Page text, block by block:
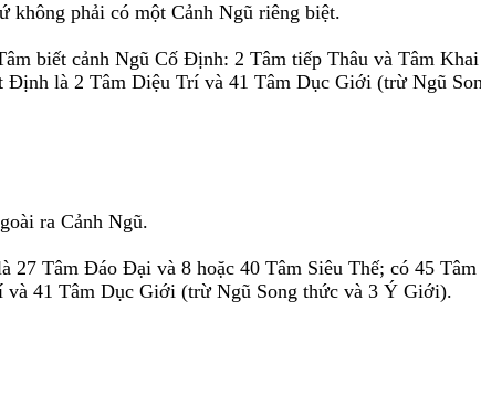
không phải có một Cảnh Ngũ riêng biệt.
biết cảnh Ngũ Cố Ðịnh: 2 Tâm tiếp Thâu và Tâm
Ðịnh là 2 Tâm Diệu Trí và 41 Tâm Dục Giới (trừ Ngũ
ra Cảnh Ngũ.
27 Tâm Ðáo Ðại và 8 hoặc 40 Tâm Siêu Thế; có 45
41 Tâm Dục Giới (trừ Ngũ Song thức và 3 Ý Giới).